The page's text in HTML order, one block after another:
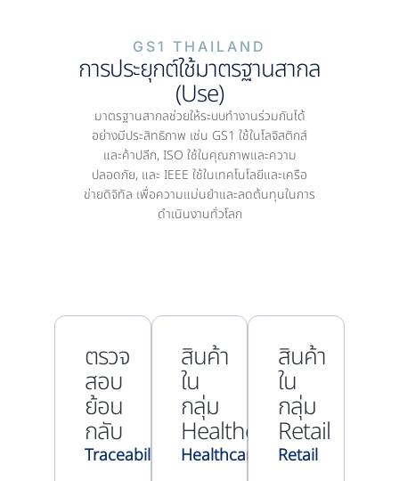
GS1 THAILAND
การประยุกต์ใช้มาตรฐานสากล
(Use)
มาตรฐานสากลช่วยให้ระบบทำงานร่วมกันได้
อย่างมีประสิทธิภาพ เช่น GS1 ใช้ในโลจิสติกส์
และค้าปลีก, ISO ใช้ในคุณภาพและความ
ปลอดภัย, และ IEEE ใช้ในเทคโนโลยีและเครือ
ข่ายดิจิทัล เพื่อความแม่นยำและลดต้นทุนในการ
ดำเนินงานทั่วโลก
ตรวจ
สอบ
ย้อน
กลับ
Traceability
สินค้า
ใน
กลุ่ม
Healthcare
Healthcare
สินค้า
ใน
กลุ่ม
Retail
Retail